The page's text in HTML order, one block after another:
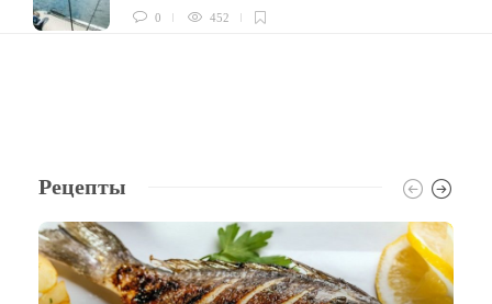
0 452
Рецепты